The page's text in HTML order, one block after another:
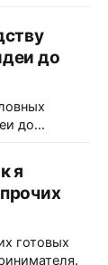
до
до
я
готовых